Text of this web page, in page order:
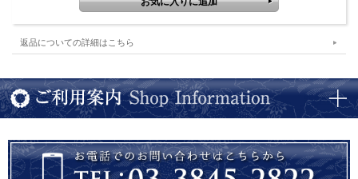
返品についての詳細はこちら